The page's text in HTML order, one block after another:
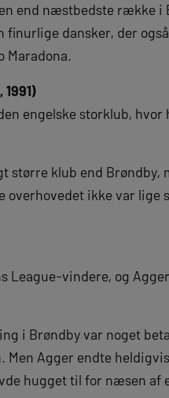
end næstbedste række i
dansker, der
Maradona.
engelske storklub, hvor
større klub end Brøndby,
ikke var lige
League-vindere, og
i Brøndby var noget
Agger endte
hugget til for næsen